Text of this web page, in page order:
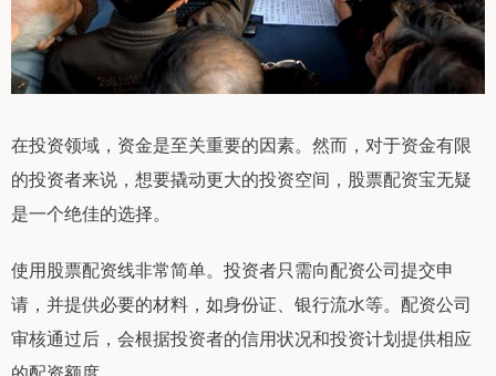
在投资领域，资金是至关重要的因素。然而，对于资金有限
的投资者来说，想要撬动更大的投资空间，股票配资宝无疑
是一个绝佳的选择。
使用股票配资线非常简单。投资者只需向配资公司提交申
请，并提供必要的材料，如身份证、银行流水等。配资公司
审核通过后，会根据投资者的信用状况和投资计划提供相应